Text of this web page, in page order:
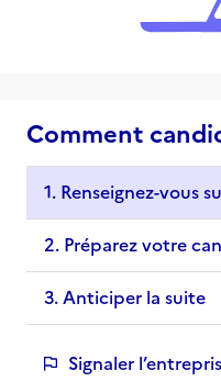
Comment
1. Renseignez-vous
2. Préparez votre
3. Anticiper la suite
Signaler